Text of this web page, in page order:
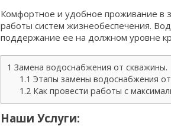
Комфортное и удобное проживание в
работы систем жизнеобеспечения.
поддержание ее на должном уровне
1 Замена водоснабжения от скважины.
1.1 Этапы замены водоснабжения
1.2 Как провести работы с
Наши Услуги: